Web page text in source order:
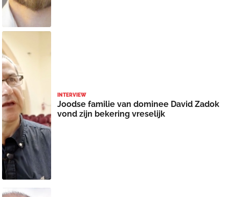
INTERVIEW
Joodse familie van dominee David Zadok
vond zijn bekering vreselijk